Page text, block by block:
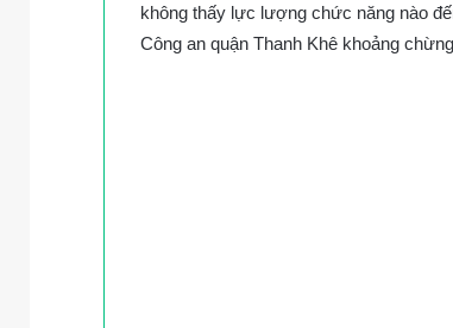
không thấy lực lượng chức năng nào
Công an quận Thanh Khê khoảng